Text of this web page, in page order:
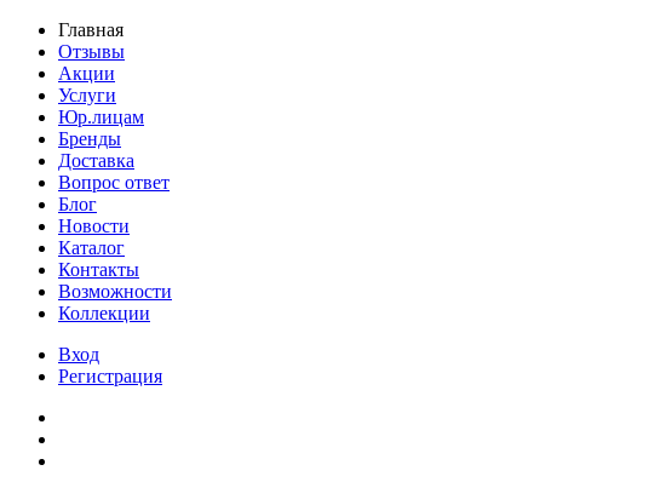
Главная
Отзывы
Акции
Услуги
Юр.лицам
Бренды
Доставка
Вопрос ответ
Блог
Новости
Каталог
Контакты
Возможности
Коллекции
Вход
Регистрация